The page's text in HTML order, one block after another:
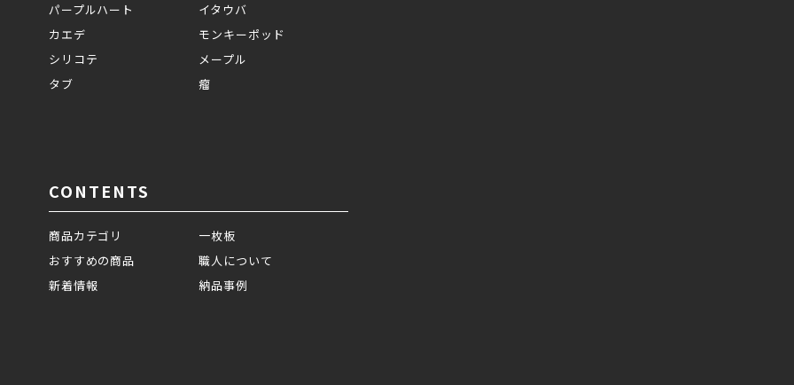
パープルハート
イタウバ
カエデ
モンキーポッド
シリコテ
メープル
タブ
瘤
CONTENTS
商品カテゴリ
一枚板
おすすめの商品
職人について
新着情報
納品事例